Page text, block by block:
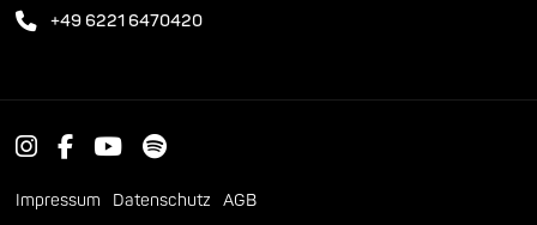
+49 6221 6470420
Impressum Datenschutz AGB